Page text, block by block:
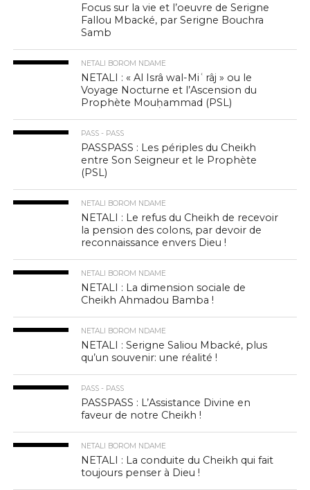
Focus sur la vie et l’oeuvre de Serigne
Fallou Mbacké, par Serigne Bouchra
Samb
NETALI BOROM NDAME
NETALI : « Al Isrâ wal-Miʿrâj » ou le
Voyage Nocturne et l’Ascension du
Prophète Mouḥammad (PSL)
PASS - PASS
PASSPASS : Les périples du Cheikh
entre Son Seigneur et le Prophète
(PSL)
NETALI BOROM NDAME
NETALI : Le refus du Cheikh de recevoir
la pension des colons, par devoir de
reconnaissance envers Dieu !
NETALI BOROM NDAME
NETALI : La dimension sociale de
Cheikh Ahmadou Bamba !
NETALI BOROM NDAME
NETALI : Serigne Saliou Mbacké, plus
qu’un souvenir: une réalité !
PASS - PASS
PASSPASS : L’Assistance Divine en
faveur de notre Cheikh !
NETALI BOROM NDAME
NETALI : La conduite du Cheikh qui fait
toujours penser à Dieu !